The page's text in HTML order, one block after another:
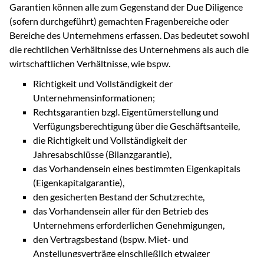
Garantien können alle zum Gegenstand der Due Diligence
(sofern durchgeführt) gemachten Fragenbereiche oder
Bereiche des Unternehmens erfassen. Das bedeutet sowohl
die rechtlichen Verhältnisse des Unternehmens als auch die
wirtschaftlichen Verhältnisse, wie bspw.
Richtigkeit und Vollständigkeit der
Unternehmensinformationen;
Rechtsgarantien bzgl. Eigentümerstellung und
Verfügungsberechtigung über die Geschäftsanteile,
die Richtigkeit und Vollständigkeit der
Jahresabschlüsse (Bilanzgarantie),
das Vorhandensein eines bestimmten Eigenkapitals
(Eigenkapitalgarantie),
den gesicherten Bestand der Schutzrechte,
das Vorhandensein aller für den Betrieb des
Unternehmens erforderlichen Genehmigungen,
den Vertragsbestand (bspw. Miet- und
Anstellungsverträge einschließlich etwaiger